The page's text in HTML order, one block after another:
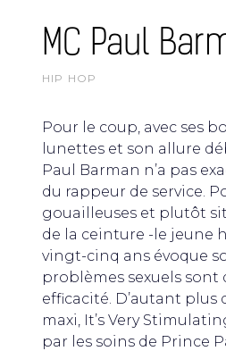
MC Paul
HIP HOP
Pour le coup, avec ses
lunettes et son allure
Paul Barman n’a pas
du rappeur de service.
gouailleuses et plutôt
de la ceinture -le jeune
vingt-cinq ans évoque
problèmes sexuels sont
efficacité. D’autant plus
maxi, It’s Very
par les soins de Prince